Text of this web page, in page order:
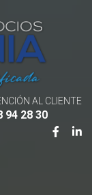
AL CLIENTE
94 28 30